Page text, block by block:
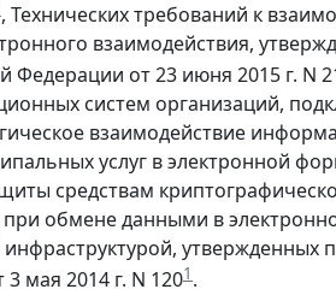
, Технических требований к
взаимодействия,
Федерации от 23 июня 2015 г. N
систем организаций,
взаимодействие
услуг в электронной
средствам
при обмене данными в
мая 2014 г. N 1201 .